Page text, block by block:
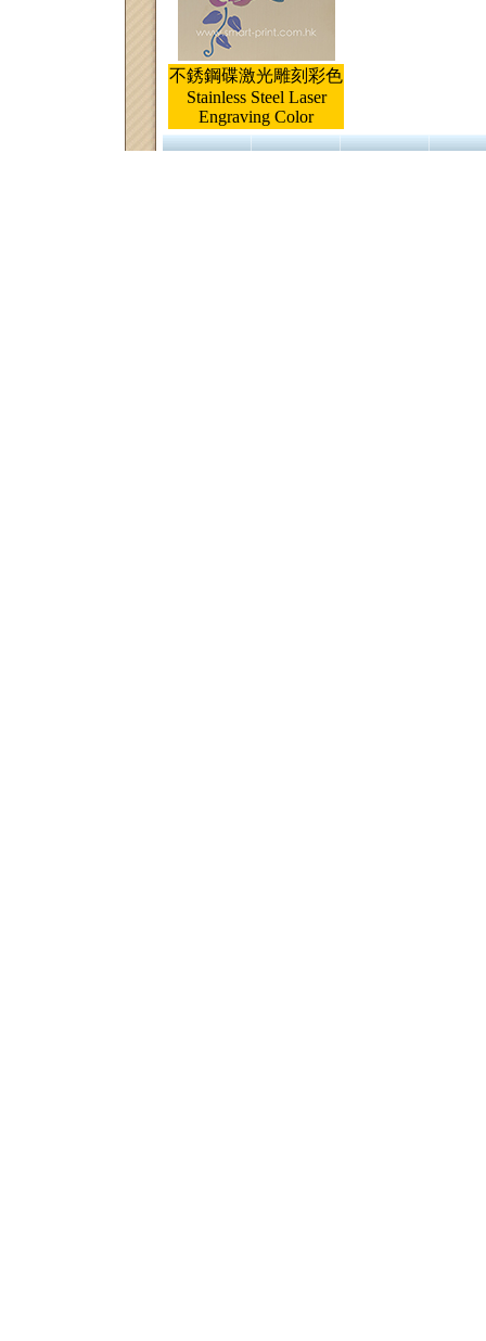
不銹鋼碟激光雕刻彩色
Stainless Steel Laser
Engraving Color